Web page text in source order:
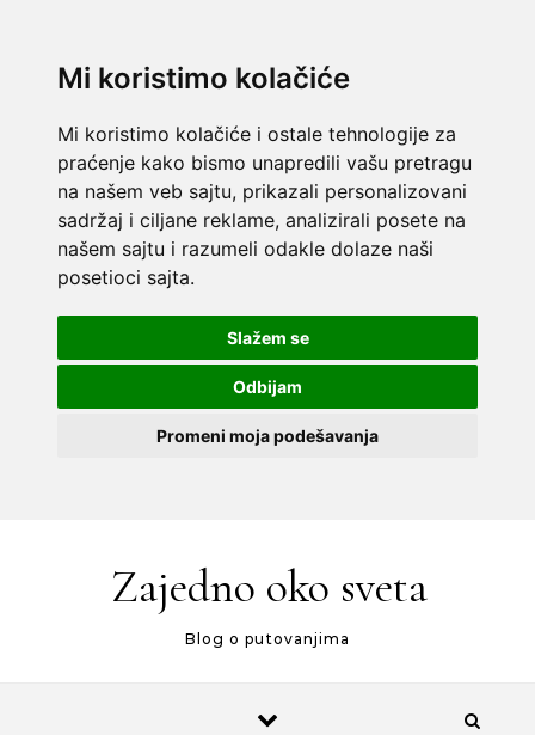
Mi koristimo kolačiće
Mi koristimo kolačiće i ostale tehnologije za
praćenje kako bismo unapredili vašu pretragu
na našem veb sajtu, prikazali personalizovani
sadržaj i ciljane reklame, analizirali posete na
našem sajtu i razumeli odakle dolaze naši
posetioci sajta.
Slažem se
Odbijam
Promeni moja podešavanja
Zajedno oko sveta
Blog o putovanjima